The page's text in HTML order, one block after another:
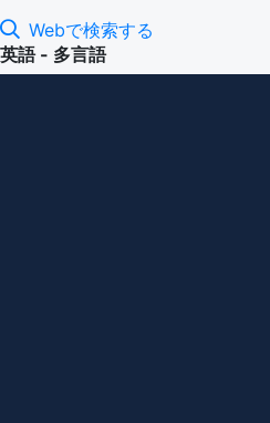
Webで検索する
英語 - 多言語